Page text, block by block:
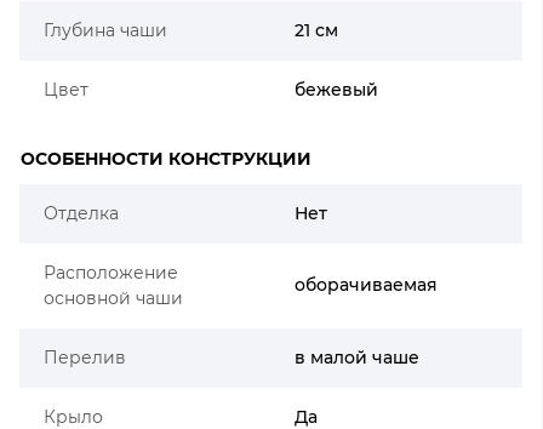
Глубина чаши 21 см
Цвет бежевый
ОСОБЕННОСТИ КОНСТРУКЦИИ
Отделка Нет
Расположение
основной чаши
оборачиваемая
Перелив в малой чаше
Крыло Да